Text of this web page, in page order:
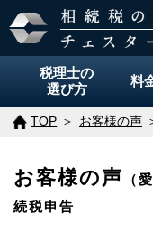
税理士の
選び方
料
TOP お客様の声
お客様の声
（
続税申告